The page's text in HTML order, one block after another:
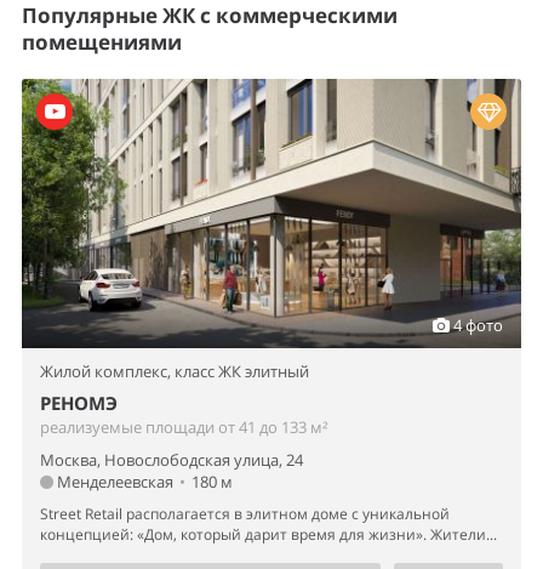
Популярные ЖК с коммерческими
помещениями
4 фото
Жилой комплекс, класс ЖК элитный
РЕНОМЭ
реализуемые площади от 41 до 133 м²
Москва, Новослободская улица, 24
Менделеевская • 180 м
Street Retail располагается в элитном доме с уникальной
концепцией: «Дом, который дарит время для жизни». Жители...